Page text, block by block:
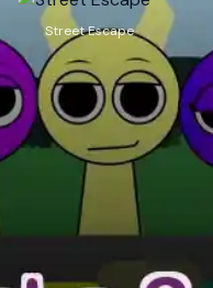
Street Escape